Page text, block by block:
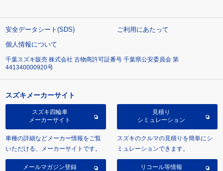
安全データシート(SDS)
ご利用にあたって
個人情報について
千葉スズキ販売 株式会社 古物商許可証番号 千葉県公安委員会 第
441340000920号
スズキメーカーサイト
スズキ四輪車
メーカーサイト
車種の詳細などメーカー情報をご覧
いただける、メーカーサイトです。
見積り
シミュレーション
スズキのクルマの見積りを簡単にシ
ミュレーションできます。
メールマガジン登録 リコール等情報